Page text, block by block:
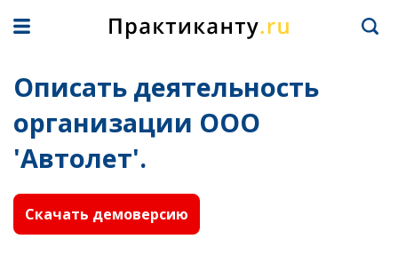
Описать деятельность
организации ООО
'Автолет'.
Скачать демоверсию